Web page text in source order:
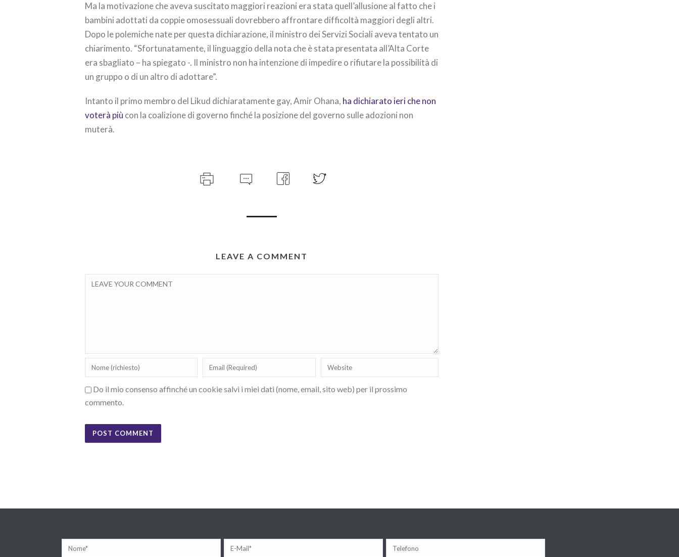
Ma la motivazione che aveva suscitato maggiori reazioni era stata quell’allusione al fatto che i
bambini adottati da coppie omosessuali dovrebbero affrontare difficoltà maggiori degli altri.
Dopo le polemiche nate per questa dichiarazione, il ministro dei Servizi Sociali aveva tentato un
chiarimento. “Sfortunatamente, il linguaggio della nota che è stata presentata all’Alta Corte
era sbagliato – ha spiegato -. Il ministro non ha intenzione di impedire o rifiutare la possibilità di
un gruppo o di un altro di adottare”.
Intanto il primo membro del Likud dichiaratamente gay, Amir Ohana, ha dichiarato ieri che non
voterà più con la coalizione di governo finché la posizione del governo sulle adozioni non
muterà.
LEAVE A COMMENT
Do il mio consenso affinché un cookie salvi i miei dati (nome, email, sito web) per il prossimo
commento.